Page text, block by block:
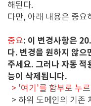
해된다.
다만, 아래 내용은 중요
중요: 이 변경사항은
다. 변경을 원하지 않
주세요. 그러나 자동 적
능이 삭제됩니다.
> '여기'를 함부로 누
> 하위 도메인의 기존